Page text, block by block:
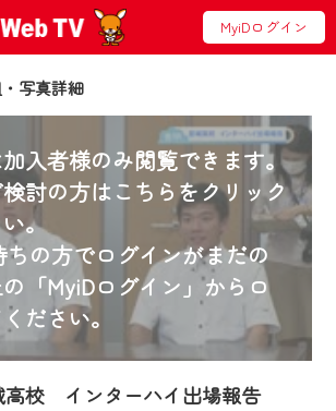
MyiDログイン
写真詳細
入者様のみ閲覧できます。
討の方はこちらをクリック
。
ちの方でログインがまだの
「MyiDログイン」からロ
ださい。
高校 インターハイ出場報告
お知らせ
ビス『CCNet Web TV』は2024
らリニューアルします！